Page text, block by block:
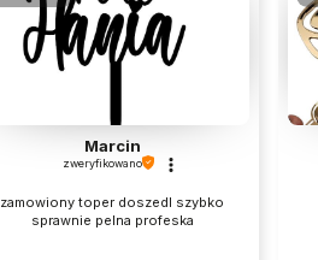
Marcin
zweryfikowano
zamowiony toper doszedl szybko
sprawnie pelna profeska